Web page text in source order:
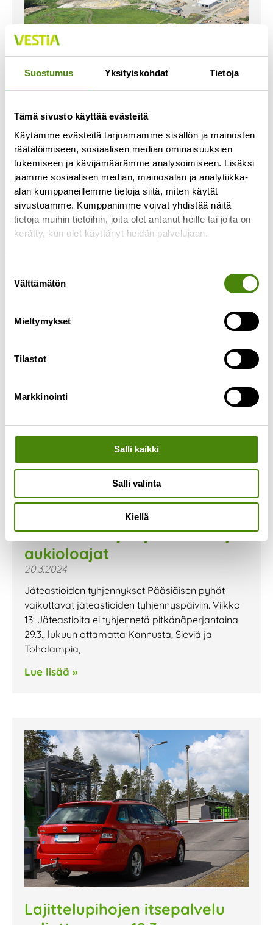
Suostumus Yksityiskohdat Tietoja
Tämä sivusto käyttää evästeitä
Käytämme evästeitä tarjoamamme sisällön ja mainosten
räätälöimiseen, sosiaalisen median ominaisuuksien
tukemiseen ja kävijämäärämme analysoimiseen. Lisäksi
jaamme sosiaalisen median, mainosalan ja analytiikka-
alan kumppaneillemme tietoja siitä, miten käytät
sivustoamme. Kumppanimme voivat yhdistää näitä
tietoja muihin tietoihin, joita olet antanut heille tai joita on
kerätty, kun olet käyttänyt heidän palvelujaan.
valinta
Välttämätön
Mieltymykset
Tilastot
Markkinointi
Salli kaikki
Salli valinta
Kiellä
Jätekeskukselta tulevan
veden määrää rajoitettiin
viemäriverkkoon
16.4.2024
Ylivieskan kaupungilta tuli Vestialle pyyntö
perjantaina 12.4. rajoittaa jätekeskukselta
Pääsiäisen ajan jätehuolto ja
aukioloajat
20.3.2024
Jäteastioiden tyhjennykset Pääsiäisen pyhät
vaikuttavat jäteastioiden tyhjennyspäiviin. Viikko
13: Jäteastioita ei tyhjennetä pitkänäperjantaina
29.3., lukuun ottamatta Kannusta, Sieviä ja
Toholampia,
Lue lisää »
Lajittelupihojen itsepalvelu